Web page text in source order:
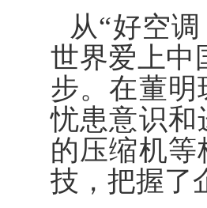
从“好空
世界爱上中
步。在董
忧患意识和
的压缩机
技，把握了